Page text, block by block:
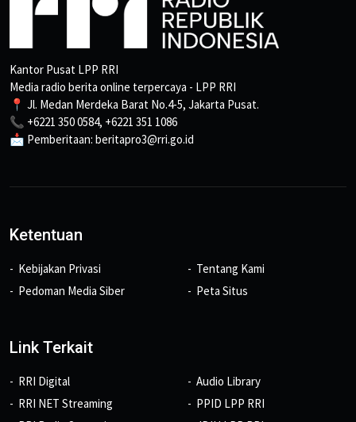
Kantor Pusat LPP RRI
Media radio berita online terpercaya - LPP RRI
📍 Jl. Medan Merdeka Barat No.4-5, Jakarta Pusat.
📞 +6221 350 0584, +6221 351 1086
📩 Pemberitaan: beritapro3@rri.go.id
Ketentuan
Kebijakan Privasi
Pedoman Media Siber
Tentang Kami
Peta Situs
Link Terkait
RRI Digital
RRI NET Streaming
Audio Library
PPID LPP RRI